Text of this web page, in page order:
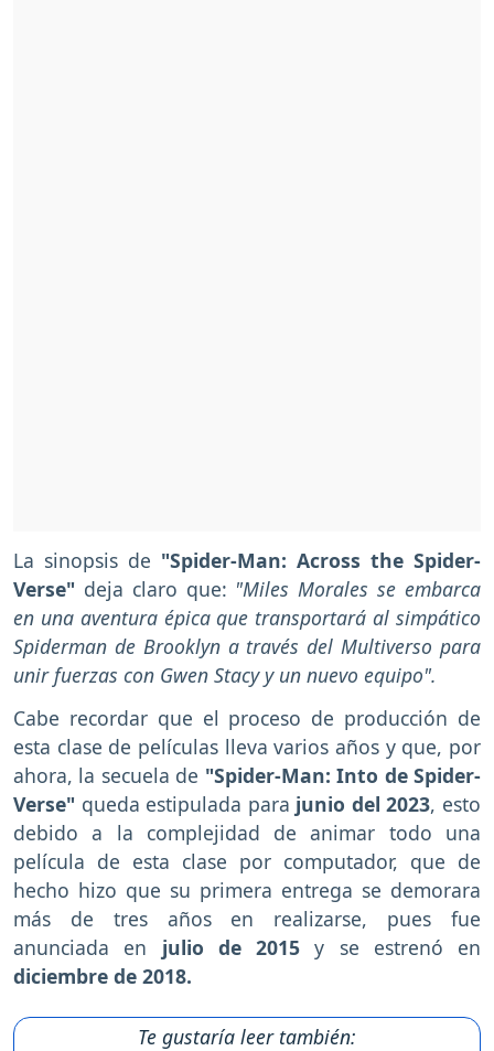
La sinopsis de "Spider-Man: Across the Spider-
Verse" deja claro que: "Miles Morales se embarca
en una aventura épica que transportará al simpático
Spiderman de Brooklyn a través del Multiverso para
unir fuerzas con Gwen Stacy y un nuevo equipo".
Cabe recordar que el proceso de producción de
esta clase de películas lleva varios años y que, por
ahora, la secuela de "Spider-Man: Into de Spider-
Verse" queda estipulada para junio del 2023, esto
debido a la complejidad de animar todo una
película de esta clase por computador, que de
hecho hizo que su primera entrega se demorara
más de tres años en realizarse, pues fue
anunciada en julio de 2015 y se estrenó en
diciembre de 2018.
Te gustaría leer también: